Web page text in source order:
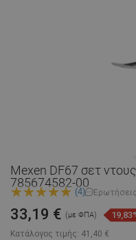
Mexen DF67 σετ
785674582-00
(4) Ερωτήσεις
Κατάλογος τιμής: 41,40 €
33,19 € (με ΦΠΑ)